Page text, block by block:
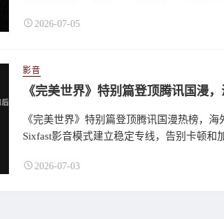
2026-07-05
影音
《完美世界》特别篇登顶腾讯国漫热榜，
Sixfast影音模式建立稳定专线，告别卡顿和
2026-07-03